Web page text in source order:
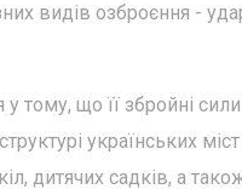
видів озброєння -
тому, що її збройні
українських
дитячих садків, а